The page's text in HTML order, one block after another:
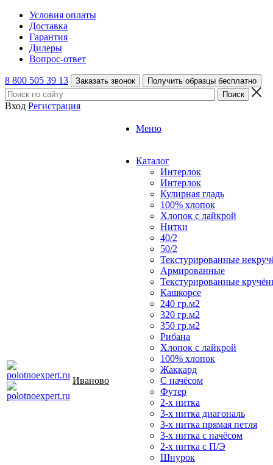
Условия оплаты
Доставка
Гарантия
Дилеры
Вопрос-ответ
8 800 505 39 13 Заказать звонок Получить образцы бесплатно
Вход Регистрация
Иваново
Меню
Каталог
Интерлок
Интерлок
Кулирная гладь
100% хлопок
Хлопок с лайкрой
Нитки
40/2
50/2
Текстурированные
Армированные
Текстурированные
Кашкорсе
240 гр.м2
320 гр.м2
350 гр.м2
Рибана
Хлопок с лайкрой
100% хлопок
Жаккард
С начёсом
Футер
2-х нитка
3-х нитка диагональ
3-х нитка прямая петля
3-х нитка с начёсом
2-х нитка с П/Э
Шнурок